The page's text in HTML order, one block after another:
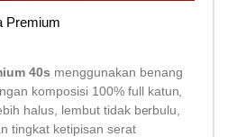
Premium
40s menggunakan benang
komposisi 100% full katun,
halus, lembut tidak berbulu,
tingkat ketipisan serat